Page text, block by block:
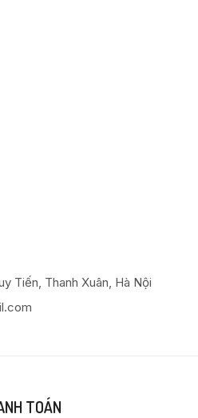
Tiến, Thanh Xuân, Hà Nội
TOÁN